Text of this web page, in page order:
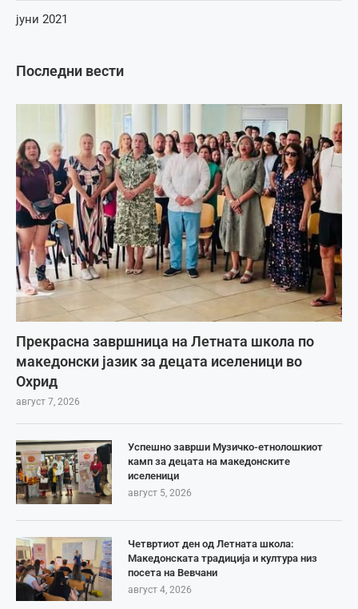
Последни вести
Прекрасна завршница на Летната школа по
македонски јазик за децата иселеници во
Охрид
август 7, 2026
Успешно заврши Музичко-етнолошкиот
камп за децата на македонските
иселеници
август 5, 2026
Четвртиот ден од Летната школа:
Македонската традиција и култура низ
посета на Вевчани
август 4, 2026
јуни 2021